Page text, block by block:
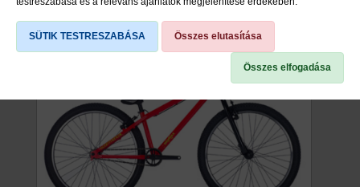
SÜTIK TESTRESZABÁSA Összes elutasítása
Összes elfogadása